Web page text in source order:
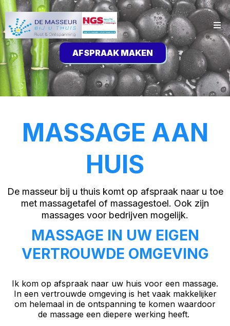
AFSPRAAK MAKEN
MASSAGE AAN
HUIS
De masseur bij u thuis komt op afspraak naar u toe
met massagetafel of massagestoel. Ook zijn
massages voor bedrijven mogelijk.
MASSAGE IN UW EIGEN
VERTROUWDE OMGEVING
Ik kom op afspraak naar uw huis voor een massage.
In een vertrouwde omgeving is het vaak makkelijker
om helemaal in de ontspanning te komen waardoor
de massage een diepere werking heeft.